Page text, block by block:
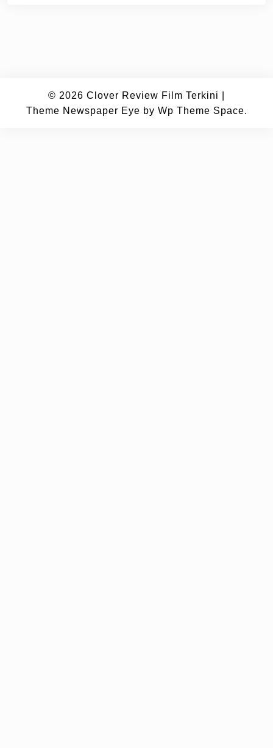
© 2026 Clover Review Film Terkini
Theme Newspaper Eye by Wp Theme Space.